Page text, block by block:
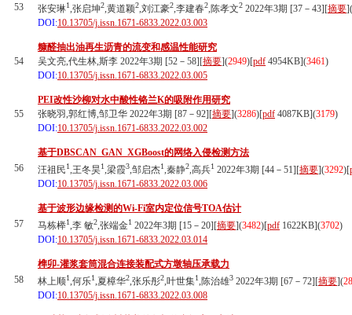
53
张安琳1,张启坤2,黄道颖2,刘江豪2,李建春2,陈孝文2 2022年3期 [37－43][摘要](
DOI:10.13705/j.issn.1671-6833.2022.03.003
54
糠醛抽出油再生沥青的流变和感温性能研究
吴文亮,代生林,斯李 2022年3期 [52－58][摘要](2949)[pdf 4954KB](3461)
DOI:10.13705/j.issn.1671-6833.2022.03.005
55
PEI改性沙柳对水中酸性铬兰K的吸附作用研究
张晓羽,郭红博,邹卫华 2022年3期 [87－92][摘要](3286)[pdf 4087KB](3179)
DOI:10.13705/j.issn.1671-6833.2022.03.002
56
基于DBSCAN_GAN_XGBoost的网络入侵检测方法
汪祖民1,王冬昊1,梁霞3,邹启杰1,秦静2,高兵1 2022年3期 [44－51][摘要](3292)[
DOI:10.13705/j.issn.1671-6833.2022.03.006
57
基于波形边缘检测的Wi-Fi室内定位信号TOA估计
马栋榉1,李 敏2,张端金1 2022年3期 [15－20][摘要](3482)[pdf 1622KB](3702)
DOI:10.13705/j.issn.1671-6833.2022.03.014
58
榫卯-灌浆套筒混合连接装配式方墩轴压承载力
林上顺1,何乐1,夏樟华2,张乐彤2,叶世集1,陈治雄3 2022年3期 [67－72][摘要](
DOI:10.13705/j.issn.1671-6833.2022.03.008